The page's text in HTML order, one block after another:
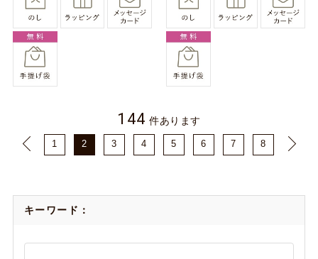
144 件あります
1 2 3 4 5 6 7 8
キーワード：